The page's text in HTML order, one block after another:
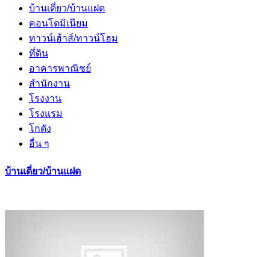
บ้านเดี่ยว/บ้านแฝด
คอนโดมิเนียม
ทาวน์เฮ้าส์/ทาวน์โฮม
ที่ดิน
อาคารพาณิชย์
สำนักงาน
โรงงาน
โรงแรม
โกดัง
อื่น ๆ
บ้านเดี่ยว/บ้านแฝด